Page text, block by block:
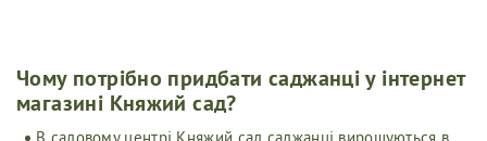
Чому потрібно придбати саджанці у інтернет
магазині Княжий сад?